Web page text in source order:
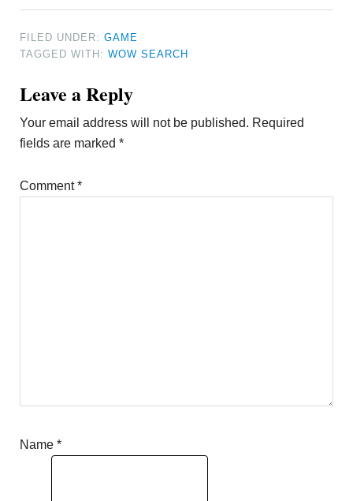
FILED UNDER:GAME
TAGGED WITH:WOW SEARCH
Reader
Interactions
Leave a Reply
Your email address will not be published. Required
fields are marked*
Comment*
Name*